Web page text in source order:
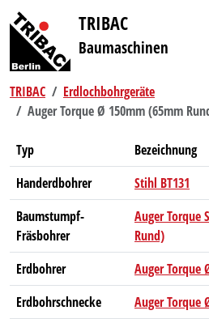
TRIBAC
Baumaschinen
TRIBAC
Erdlochbohrgeräte
Auger Torque Ø 150mm (65mm
Typ
Bezeichnung
Handerdbohrer
Stihl BT131
Baumstumpf-
Fräsbohrer
Auger Torque
Rund)
Erdbohrer
Auger Torque
Erdbohrschnecke
Auger Torque